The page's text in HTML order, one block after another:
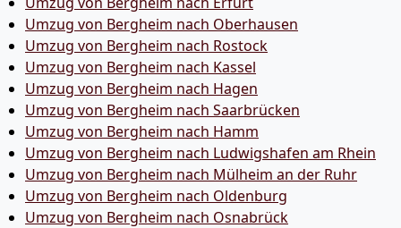
Umzug von Bergheim nach Oberhausen
Umzug von Bergheim nach Rostock
Umzug von Bergheim nach Kassel
Umzug von Bergheim nach Hagen
Umzug von Bergheim nach Saarbrücken
Umzug von Bergheim nach Hamm
Umzug von Bergheim nach Ludwigshafen am Rhein
Umzug von Bergheim nach Mülheim an der Ruhr
Umzug von Bergheim nach Oldenburg
Umzug von Bergheim nach Osnabrück